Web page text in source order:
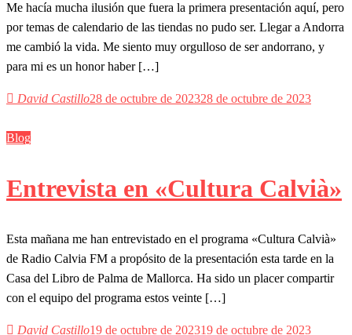
Me hacía mucha ilusión que fuera la primera presentación aquí, pero
por temas de calendario de las tiendas no pudo ser. Llegar a Andorra
me cambió la vida. Me siento muy orgulloso de ser andorrano, y
para mi es un honor haber […]
David Castillo28 de octubre de 202328 de octubre de 2023
Blog
Entrevista en «Cultura Calvià»
Esta mañana me han entrevistado en el programa «Cultura Calvià»
de Radio Calvia FM a propósito de la presentación esta tarde en la
Casa del Libro de Palma de Mallorca. Ha sido un placer compartir
con el equipo del programa estos veinte […]
David Castillo19 de octubre de 202319 de octubre de 2023